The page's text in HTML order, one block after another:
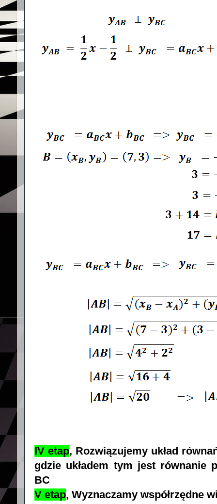
IV etap, Rozwiązujemy układ
gdzie układem tym jest równanie
BC
V etap, Wyznaczamy współrzędne